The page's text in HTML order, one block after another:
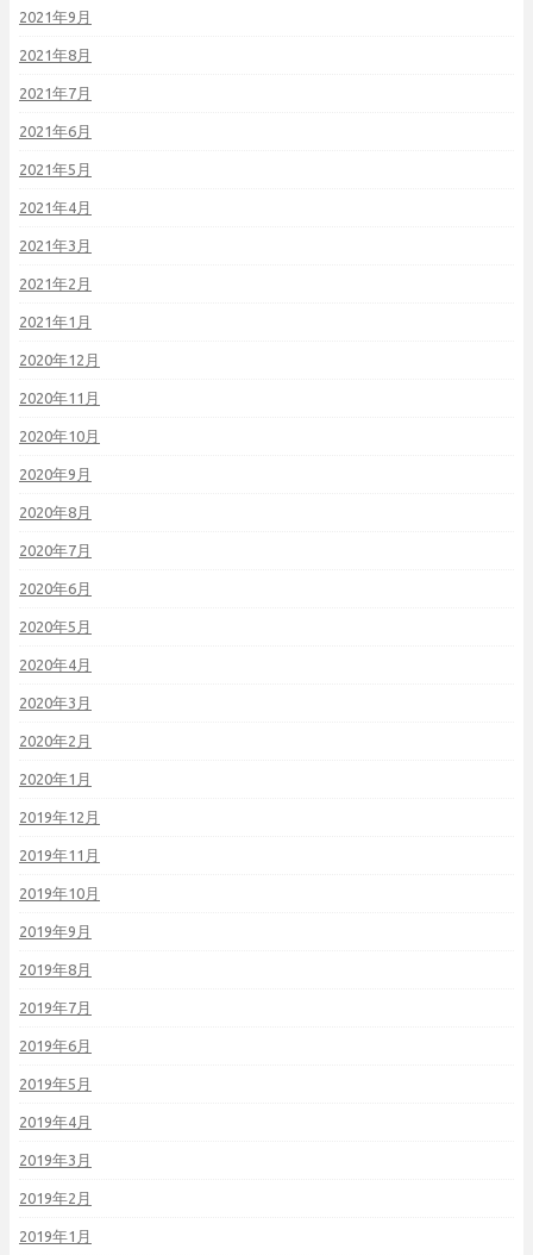
2021年9月
2021年8月
2021年7月
2021年6月
2021年5月
2021年4月
2021年3月
2021年2月
2021年1月
2020年12月
2020年11月
2020年10月
2020年9月
2020年8月
2020年7月
2020年6月
2020年5月
2020年4月
2020年3月
2020年2月
2020年1月
2019年12月
2019年11月
2019年10月
2019年9月
2019年8月
2019年7月
2019年6月
2019年5月
2019年4月
2019年3月
2019年2月
2019年1月